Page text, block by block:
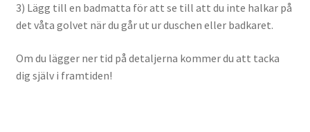
3) Lägg till en badmatta för att se till att du inte halkar på
det våta golvet när du går ut ur duschen eller badkaret.
Om du lägger ner tid på detaljerna kommer du att tacka
dig själv i framtiden!